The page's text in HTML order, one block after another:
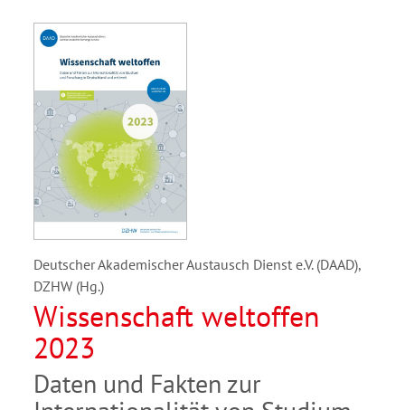
Deutscher Akademischer Austausch Dienst e.V. (DAAD),
DZHW (Hg.)
Wissenschaft weltoffen
2023
Daten und Fakten zur